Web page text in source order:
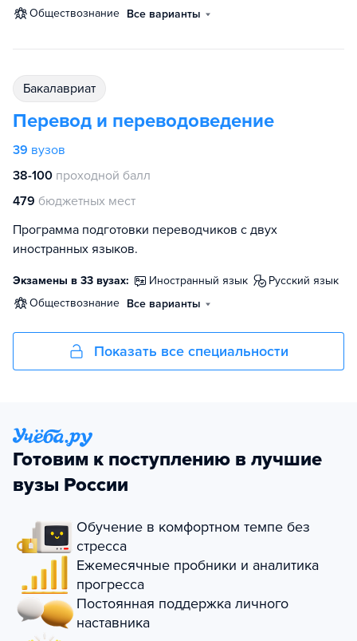
обществознание Все варианты
бакалавриат
Перевод и переводоведение
39 вузов
38-100 проходной балл
479 бюджетных мест
Программа подготовки переводчиков с двух
иностранных языков.
Экзамены в 33 вузах: иностранный язык
русский язык
обществознание Все варианты
Показать все специальности
Готовим к поступлению в лучшие
вузы России
Обучение в комфортном темпе без
стресса
Ежемесячные пробники и аналитика
прогресса
Постоянная поддержка личного
наставника